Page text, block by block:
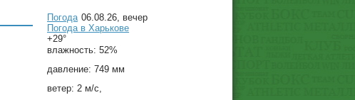
Погода 06.08.26, вечер
Погода в Харькове
+29°
влажность: 52%
давление: 749 мм
ветер: 2 м/с,